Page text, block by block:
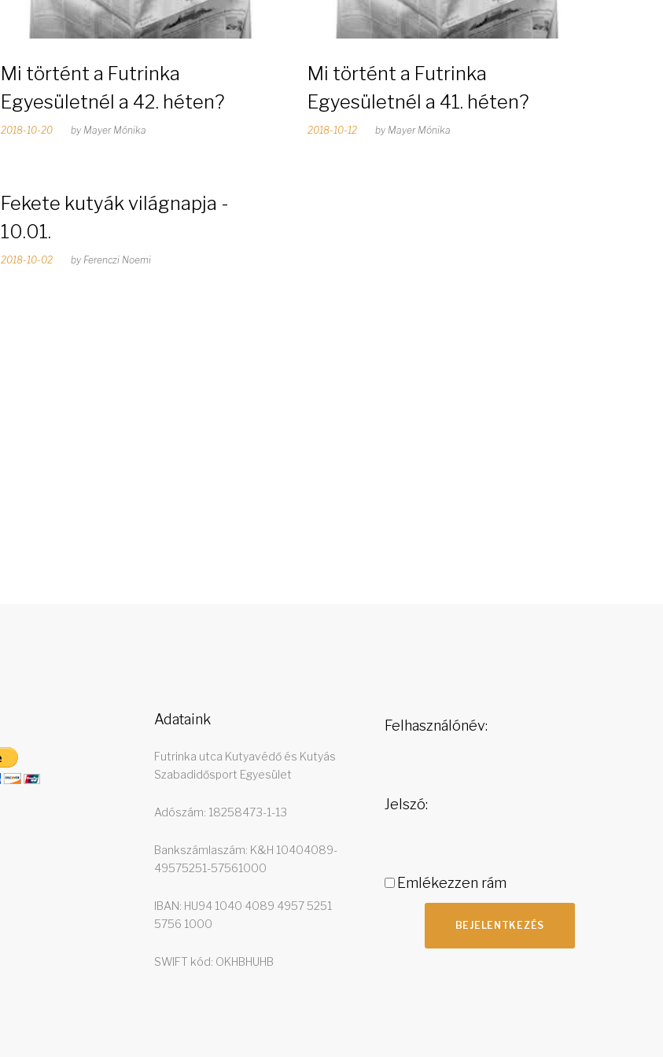
Mi történt a Futrinka
Egyesületnél a 42. héten?
2018-10-20 by Mayer Mónika
Mi történt a Futrinka
Egyesületnél a 41. héten?
2018-10-12 by Mayer Mónika
Fekete kutyák világnapja -
10.01.
2018-10-02 by Ferenczi Noemi
Adataink
Futrinka utca Kutyavédő és Kutyás
Szabadidősport Egyesület
Adószám: 18258473-1-13
Bankszámlaszám: K&H 10404089-
49575251-57561000
IBAN: HU94 1040 4089 4957 5251
5756 1000
SWIFT kód: OKHBHUHB
Felhasználónév:
Jelszó:
Emlékezzen rám
BEJELENTKEZÉS